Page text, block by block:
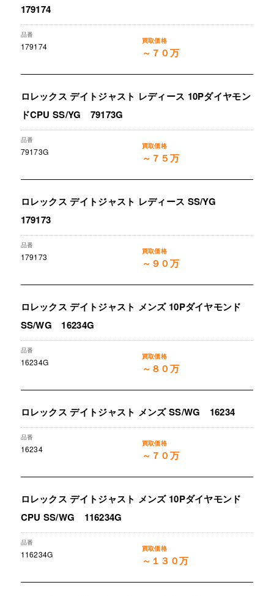
179174
179174 ～７０万
ロレックス デイトジャスト レディース 10Pダイヤモン
ドCPU SS/YG 79173G
79173G ～７５万
ロレックス デイトジャスト レディース SS/YG
179173
179173 ～９０万
ロレックス デイトジャスト メンズ 10Pダイヤモンド
SS/WG 16234G
16234G ～８０万
ロレックス デイトジャスト メンズ SS/WG 16234
16234 ～７０万
ロレックス デイトジャスト メンズ 10Pダイヤモンド
CPU SS/WG 116234G
116234G ～１３０万